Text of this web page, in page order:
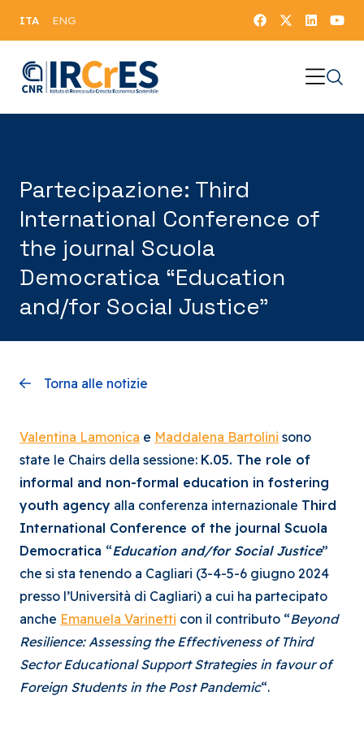
ITA ENG
Partecipazione: Third
International Conference of
the journal Scuola
Democratica “Education
and/for Social Justice”
Torna alle notizie
Valentina Lamonica e Maddalena Bartolini sono
state le Chairs della sessione: K.05. The role of
informal and non-formal education in fostering
youth agency alla conferenza internazionale Third
International Conference of the journal Scuola
Democratica “Education and/for Social Justice”
che si sta tenendo a Cagliari (3-4-5-6 giugno 2024
presso l’Università di Cagliari) a cui ha partecipato
anche Emanuela Varinetti con il contributo “Beyond
Resilience: Assessing the Effectiveness of Third
Sector Educational Support Strategies in favour of
Foreign Students in the Post Pandemic“.